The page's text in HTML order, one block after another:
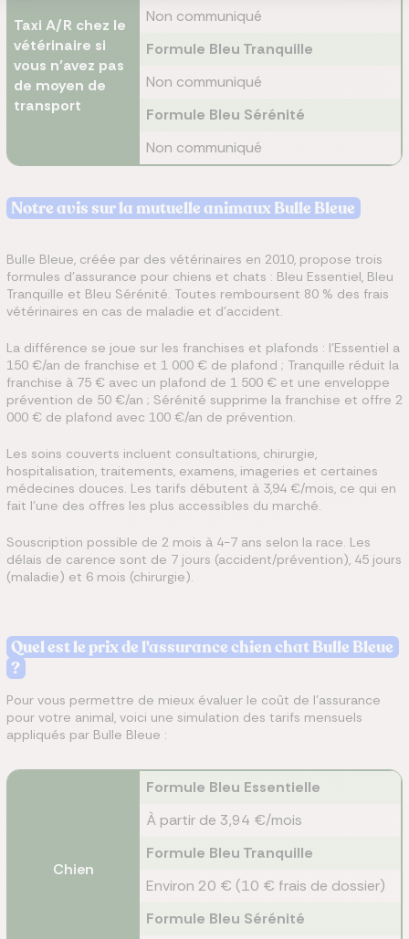
Taxi A/R chez le
vétérinaire si
vous n’avez pas
de moyen de
transport
Non communiqué
Formule Bleu Tranquille
Non communiqué
Formule Bleu Sérénité
Non communiqué
Notre avis sur la mutuelle animaux Bulle Bleue
Bulle Bleue, créée par des vétérinaires en 2010, propose trois
formules d'assurance pour chiens et chats : Bleu Essentiel, Bleu
Tranquille et Bleu Sérénité. Toutes remboursent 80 % des frais
vétérinaires en cas de maladie et d'accident.
La différence se joue sur les franchises et plafonds : l'Essentiel a
150 €/an de franchise et 1 000 € de plafond ; Tranquille réduit la
franchise à 75 € avec un plafond de 1 500 € et une enveloppe
prévention de 50 €/an ; Sérénité supprime la franchise et offre 2
000 € de plafond avec 100 €/an de prévention.
Les soins couverts incluent consultations, chirurgie,
hospitalisation, traitements, examens, imageries et certaines
médecines douces. Les tarifs débutent à 3,94 €/mois, ce qui en
fait l'une des offres les plus accessibles du marché.
Souscription possible de 2 mois à 4-7 ans selon la race. Les
délais de carence sont de 7 jours (accident/prévention), 45 jours
(maladie) et 6 mois (chirurgie).
Quel est le prix de l'assurance chien chat Bulle Bleue
?
Pour vous permettre de mieux évaluer le coût de l'assurance
pour votre animal, voici une simulation des tarifs mensuels
appliqués par Bulle Bleue :
Chien
Formule Bleu Essentielle
À partir de 3,94 €/mois
Formule Bleu Tranquille
Environ 20 € (10 € frais de dossier)
Formule Bleu Sérénité